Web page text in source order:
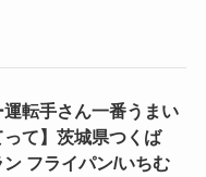
運転手さん一番うまい
って】茨城県つくば
ン フライパン/いちむ